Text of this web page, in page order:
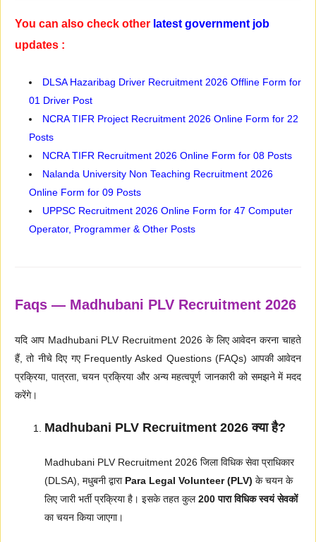
You can also check other latest government job
updates :
DLSA Hazaribag Driver Recruitment 2026 Offline Form for
01 Driver Post
NCRA TIFR Project Recruitment 2026 Online Form for 22
Posts
NCRA TIFR Recruitment 2026 Online Form for 08 Posts
Nalanda University Non Teaching Recruitment 2026
Online Form for 09 Posts
UPPSC Recruitment 2026 Online Form for 47 Computer
Operator, Programmer & Other Posts
Faqs — Madhubani PLV Recruitment 2026
यदि आप Madhubani PLV Recruitment 2026 के लिए आवेदन करना चाहते
हैं, तो नीचे दिए गए Frequently Asked Questions (FAQs) आपकी आवेदन
प्रक्रिया, पात्रता, चयन प्रक्रिया और अन्य महत्वपूर्ण जानकारी को समझने में मदद
करेंगे।
Madhubani PLV Recruitment 2026 क्या है?
Madhubani PLV Recruitment 2026 जिला विधिक सेवा प्राधिकार
(DLSA), मधुबनी द्वारा Para Legal Volunteer (PLV) के चयन के
लिए जारी भर्ती प्रक्रिया है। इसके तहत कुल200 पारा विधिक स्वयं सेवकों
का चयन किया जाएगा।